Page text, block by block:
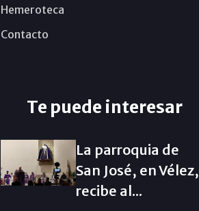
Hemeroteca
Contacto
Te puede interesar
La parroquia de
San José, en Vélez,
recibe al...